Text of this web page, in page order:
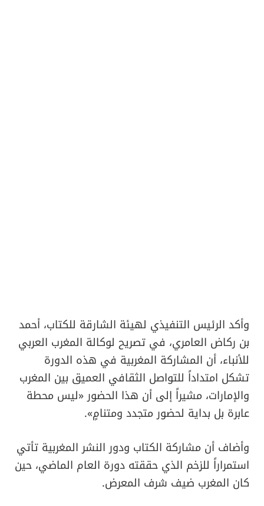
وأكد الرئيس التنفيذي لهيئة الشارقة للكتاب، أحمد
بن ركاض العامري، في تصريح لوكالة المغرب العربي
للأنباء، أن المشاركة المغربية في هذه الدورة
تشكل امتداداً للتواصل الثقافي العميق بين المغرب
والإمارات، مشيراً إلى أن هذا الحضور «ليس محطة
عابرة بل بداية لحضور متجدد ومتنامٍ».
وأضاف أن مشاركة الكتاب ودور النشر المغربية تأتي
استمراراً للزخم الذي حققته دورة العام الماضي، حين
كان المغرب ضيف شرف المعرض.